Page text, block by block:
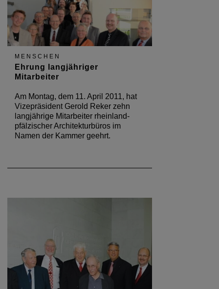
MENSCHEN
Ehrung langjähriger
Mitarbeiter
Am Montag, dem 11. April 2011, hat
Vizepräsident Gerold Reker zehn
langjährige Mitarbeiter rheinland-
pfälzischer Architekturbüros im
Namen der Kammer geehrt.